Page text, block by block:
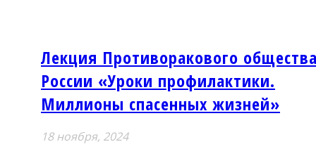
Лекция Противоракового
России «Уроки профилактики.
Миллионы спасенных жизней»
18 ноября, 2024